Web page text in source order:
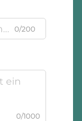
0/200
0/1000